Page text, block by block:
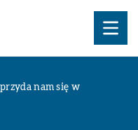
nam się w